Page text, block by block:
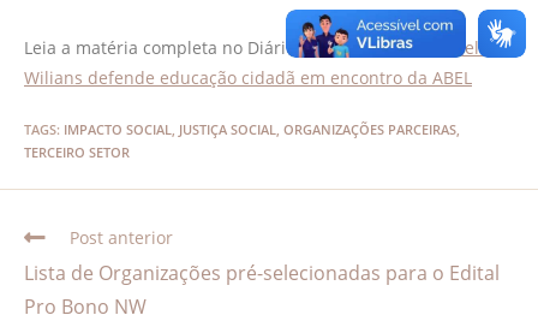
Leia a matéria completa no Diário Regional:Instituto Nelson
Wilians defende educação cidadã em encontro da ABEL
TAGS: IMPACTO SOCIAL JUSTIÇA SOCIAL ORGANIZAÇÕES PARCEIRAS
TERCEIRO SETOR
Post anterior
Lista de Organizações pré-selecionadas para o Edital
Pro Bono NW